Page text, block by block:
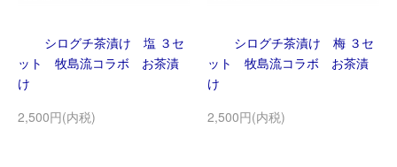
シログチ茶漬け 塩 ３セ
ット 牧島流コラボ お茶漬
け
2,500円(内税)
シログチ茶漬け 梅 ３セ
ット 牧島流コラボ お茶漬
け
2,500円(内税)